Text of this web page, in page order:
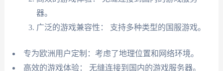
器。
广泛的游戏兼容性： 支持多种类型的国服游戏。
专为欧洲用户定制：考虑了地理位置和网络环境。
高效的游戏体验： 无缝连接到国内的游戏服务器。